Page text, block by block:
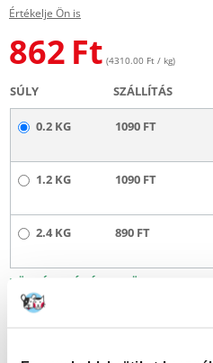
Értékelje Ön is
862 Ft (4310.00 Ft / kg)
SÚLY SZÁLLÍTÁS
0.2 KG 1090 FT
1.2 KG 1090 FT
2.4 KG 890 FT
KÜLDÉS 48 ÓRÁN BELÜL
Képek ügyfeleinkről